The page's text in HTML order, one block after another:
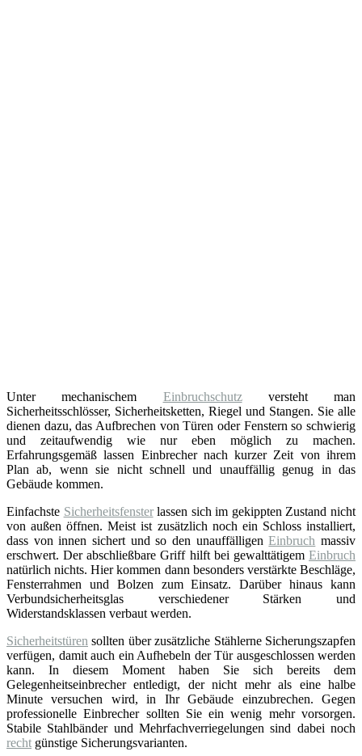
Unter mechanischem Einbruchschutzversteht man
Sicherheitsschlösser, Sicherheitsketten, Riegel und Stangen. Sie alle
dienen dazu, das Aufbrechen von Türen oder Fenstern so schwierig
und zeitaufwendig wie nur eben möglich zu machen.
Erfahrungsgemäß lassen Einbrecher nach kurzer Zeit von ihrem
Plan ab, wenn sie nicht schnell und unauffällig genug in das
Gebäude kommen.
Einfachste Sicherheitsfensterlassen sich im gekippten Zustand nicht
von außen öffnen. Meist ist zusätzlich noch ein Schloss installiert,
dass von innen sichert und so den unauffälligenEinbruch massiv
erschwert. Der abschließbare Griff hilft bei gewalttätigem Einbruch
natürlich nichts. Hier kommen dann besonders verstärkte Beschläge,
Fensterrahmen und Bolzen zum Einsatz. Darüber hinaus kann
Verbundsicherheitsglas verschiedener Stärken und
Widerstandsklassen verbaut werden.
Sicherheitstüren sollten über zusätzliche Stählerne Sicherungszapfen
verfügen, damit auch ein Aufhebeln der Tür ausgeschlossen werden
kann. In diesem Moment haben Sie sich bereits dem
Gelegenheitseinbrecher entledigt, der nicht mehr als eine halbe
Minute versuchen wird, in Ihr Gebäude einzubrechen. Gegen
professionelle Einbrecher sollten Sie ein wenig mehr vorsorgen.
Stabile Stahlbänder und Mehrfachverriegelungen sind dabei noch
recht günstige Sicherungsvarianten.